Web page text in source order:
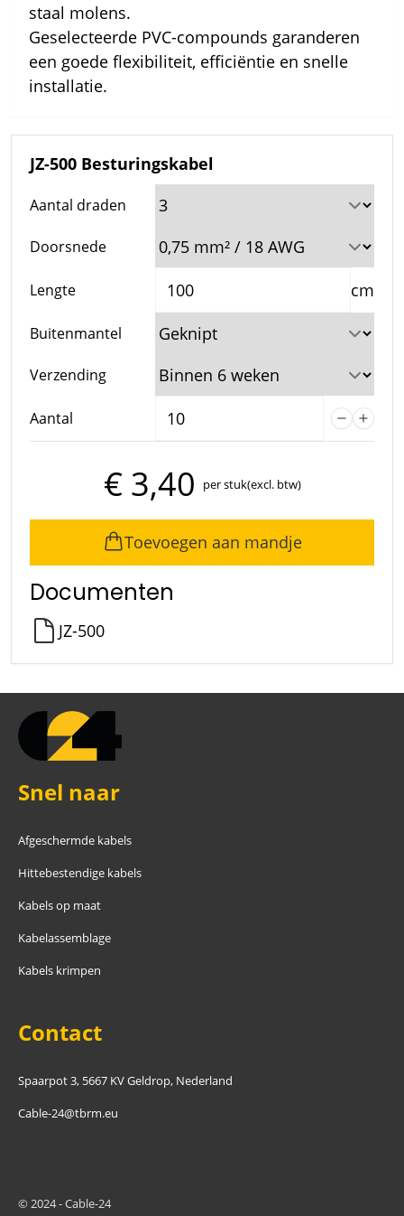
staal molens.
Geselecteerde PVC-compounds garanderen
een goede flexibiliteit, efficiëntie en snelle
installatie.
JZ-500 Besturingskabel
Aantal draden
Doorsnede
Lengte cm
Buitenmantel
Verzending
Aantal
€ 3,40 per stuk(excl. btw)
Toevoegen aan mandje
Documenten
JZ-500
Snel naar
Afgeschermde kabels
Hittebestendige kabels
Kabels op maat
Kabelassemblage
Kabels krimpen
Contact
Spaarpot 3, 5667 KV Geldrop, Nederland
Cable-24@tbrm.eu
© 2024 - Cable-24